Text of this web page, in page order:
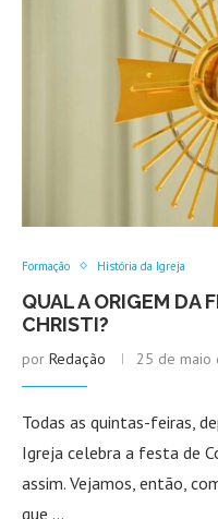
Formação História da Igreja
QUAL A ORIGEM DA
CHRISTI?
por Redação 25 de maio
Todas as quintas-feiras,
Igreja celebra a festa de
assim. Vejamos, então,
que …